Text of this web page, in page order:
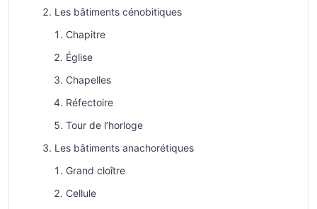
Les bâtiments cénobitiques
Chapitre
Église
Chapelles
Réfectoire
Tour de l’horloge
Les bâtiments anachorétiques
Grand cloître
Cellule